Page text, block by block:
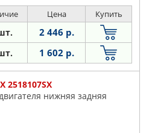
Цена Купить
2 446 р.
1 602 р.
2518107SX
нижняя задняя